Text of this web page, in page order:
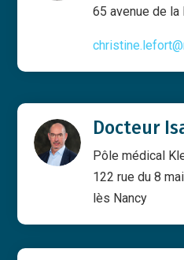
65 avenue de la
Docteur
Pôle médical
122 rue du 8
lès Nancy